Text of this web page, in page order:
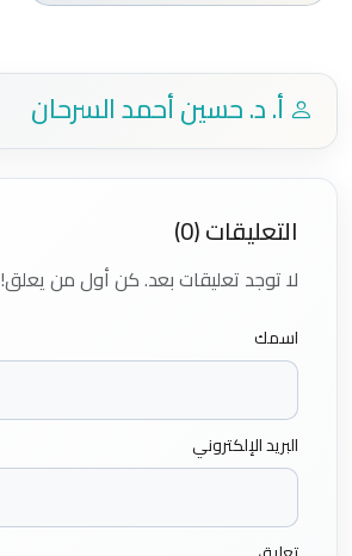
أ. د. حسين أحمد السرحان
التعليقات (0)
لا توجد تعليقات بعد. كن أول من يعلق!
اسمك
البريد الإلكتروني